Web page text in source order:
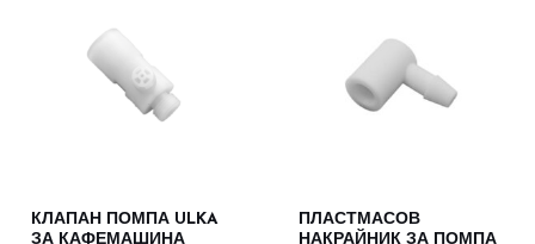
КЛАПАН ПОМПА ULKA
ЗА КАФЕМАШИНА
ПЛАСТМАСОВ
НАКРАЙНИК ЗА ПОМПА